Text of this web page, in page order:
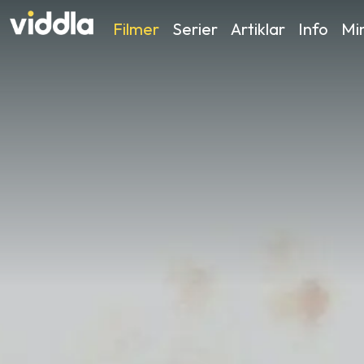
Filmer Serier Artiklar Info